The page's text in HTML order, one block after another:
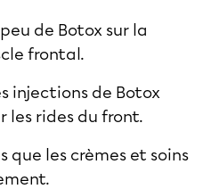
de Botox sur la
frontal.
injections de Botox
rides du front.
que les crèmes et soins